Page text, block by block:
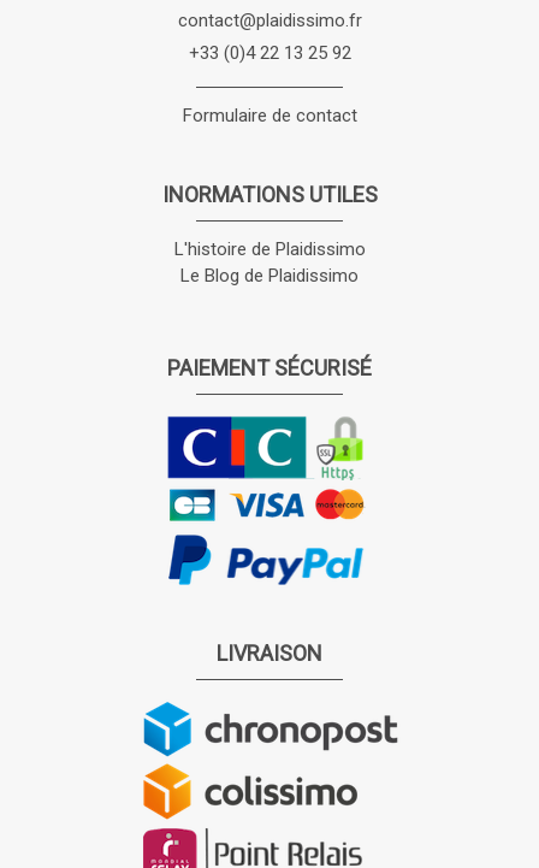
contact@plaidissimo.fr
+33 (0)4 22 13 25 92
Formulaire de contact
INORMATIONS UTILES
L'histoire de Plaidissimo
Le Blog de Plaidissimo
PAIEMENT SÉCURISÉ
LIVRAISON